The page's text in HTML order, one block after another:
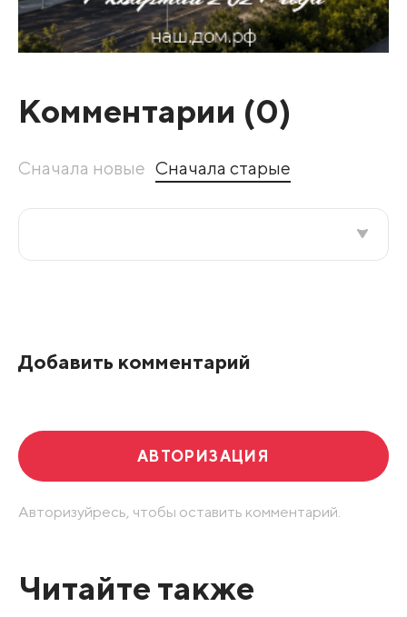
Комментарии (0)
Сначала новые Сначала старые
Добавить комментарий
АВТОРИЗАЦИЯ
Авторизуйресь, чтобы оставить комментарий.
Читайте также